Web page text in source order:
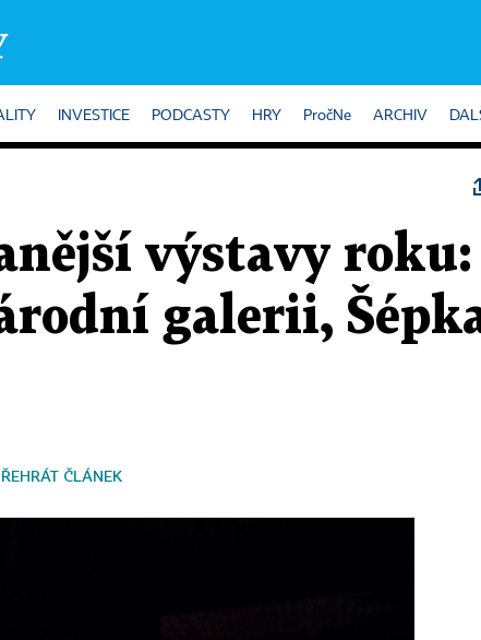
INVESTICE PODCASTY HRY PročNe ARCHIV
výstavy
galerii,
ČLÁNEK